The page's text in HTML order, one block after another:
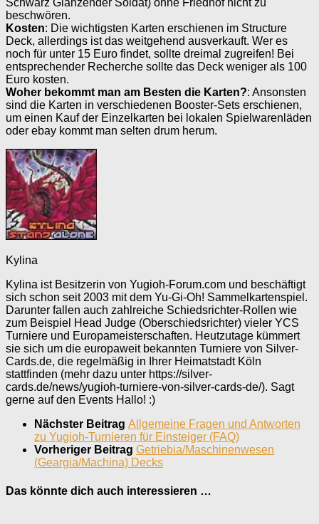
Schwarz Glänzender Soldat) ohne Friedhof nicht zu
beschwören.
Kosten: Die wichtigsten Karten erschienen im Structure
Deck, allerdings ist das weitgehend ausverkauft. Wer es
noch für unter 15 Euro findet, sollte dreimal zugreifen! Bei
entsprechender Recherche sollte das Deck weniger als 100
Euro kosten.
Woher bekommt man am Besten die Karten?: Ansonsten
sind die Karten in verschiedenen Booster-Sets erschienen,
um einen Kauf der Einzelkarten bei lokalen Spielwarenläden
oder ebay kommt man selten drum herum.
Kylina
Kylina ist Besitzerin von Yugioh-Forum.com und beschäftigt
sich schon seit 2003 mit dem Yu-Gi-Oh! Sammelkartenspiel.
Darunter fallen auch zahlreiche Schiedsrichter-Rollen wie
zum Beispiel Head Judge (Oberschiedsrichter) vieler YCS
Turniere und Europameisterschaften. Heutzutage kümmert
sie sich um die europaweit bekannten Turniere von Silver-
Cards.de, die regelmäßig in Ihrer Heimatstadt Köln
stattfinden (mehr dazu unter https://silver-
cards.de/news/yugioh-turniere-von-silver-cards-de/). Sagt
gerne auf den Events Hallo! :)
Nächster Beitrag Allgemeine Fragen und Antworten
zu Yugioh-Turnieren für Einsteiger (FAQ)
Vorheriger Beitrag Getriebia/Maschinenwesen
(Geargia/Machina) Decks
Das könnte dich auch interessieren …